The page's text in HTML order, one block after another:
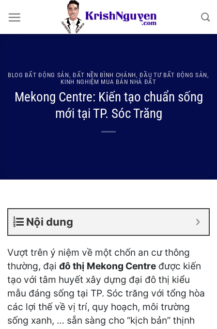
qua
nội
BLOG BẤT ĐỘNG SẢN ĐẤT NỀN BÌNH CHÁNH ,ĐẦU TƯ BẤT ĐỘNG SẢN
KINH NGHIỆM MUA BÁN NHÀ ĐẤT
Mekong Centre: Kiến tạo chuẩn sống
mới tại TP. Sóc Trăng
Nội dung
Vượt trên ý niệm về một chốn an cư thông
thường, đại đô thị Mekong Centre được kiến
tạo với tâm huyết xây dựng đại đô thị kiểu
mẫu đáng sống tại TP. Sóc trăng với tổng hòa
các lợi thế về vị trí, quy hoạch, môi trường
sống xanh, … sẵn sàng cho “kịch bản” thịnh